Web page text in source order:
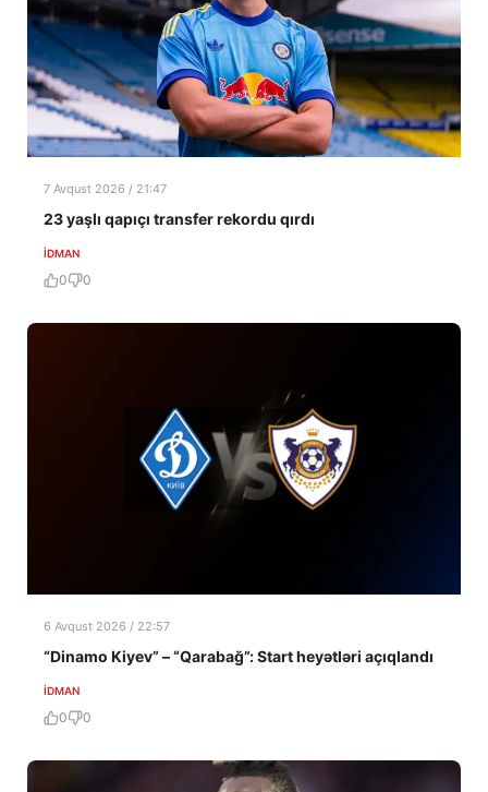
7 Avqust 2026 / 21:47
23 yaşlı qapıçı transfer rekordu qırdı
İDMAN
0 0
6 Avqust 2026 / 22:57
“Dinamo Kiyev” – “Qarabağ”: Start heyətləri açıqlandı
İDMAN
0 0